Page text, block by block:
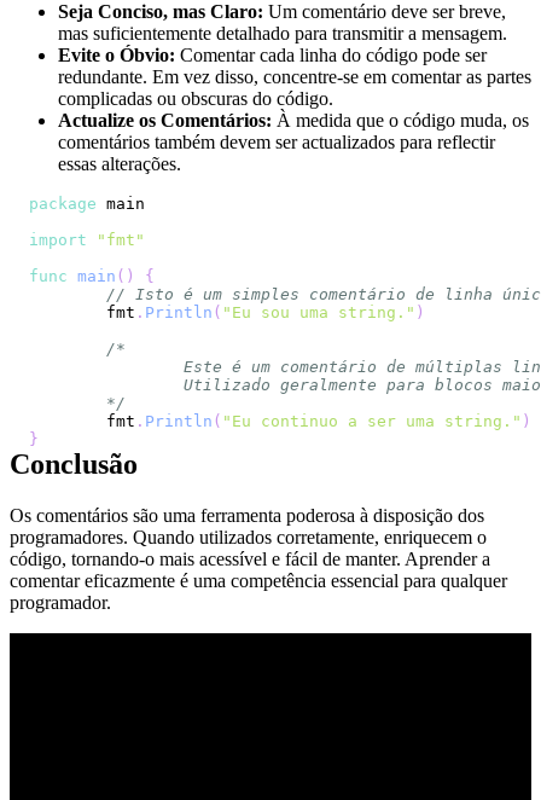
Seja Conciso, mas Claro: Um comentário deve ser breve,
mas suficientemente detalhado para transmitir a mensagem.
Evite o Óbvio: Comentar cada linha do código pode ser
redundante. Em vez disso, concentre-se em comentar as partes
complicadas ou obscuras do código.
Actualize os Comentários: À medida que o código muda, os
comentários também devem ser actualizados para reflectir
essas alterações.
package
import
"fmt"
func main ( )
{
// Isto é um simples comentário de linha
	fmt
. Println ( "Eu sou uma string." )
	*/
	fmt
. Println ( "Eu continuo a ser uma string." )
}
Conclusão
Os comentários são uma ferramenta poderosa à disposição dos
programadores. Quando utilizados corretamente, enriquecem o
código, tornando-o mais acessível e fácil de manter. Aprender a
comentar eficazmente é uma competência essencial para qualquer
programador.